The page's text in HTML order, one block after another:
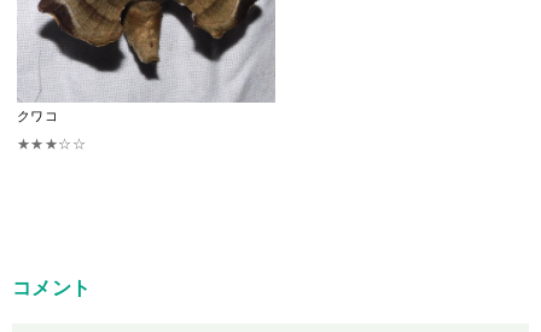
クワコ
★★★☆☆
コメント